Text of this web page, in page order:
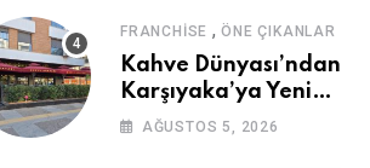
FRANCHISE ,ÖNE ÇIKANLAR
Kahve Dünyası’ndan
Karşıyaka’ya Yeni
Mağaza
AĞUSTOS 5, 2026